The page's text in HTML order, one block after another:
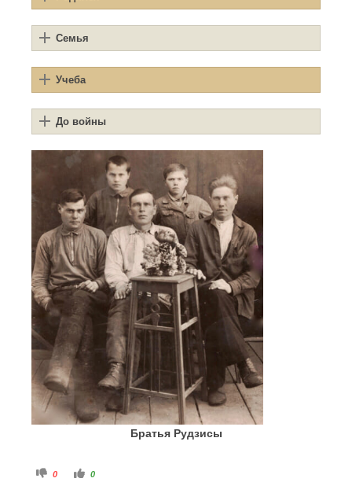
Семья
Учеба
До войны
Братья Рудзисы
Голосуйте - палец вниз.
0 Голосуйте - палец вверх.
0